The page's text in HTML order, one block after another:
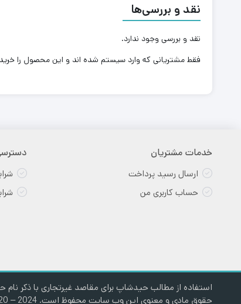
نقد و بررسی‌ها
نقد و بررسی وجود ندارد.
فقط مشتریانی که وارد سیستم شده اند و این محصول را
خدمات مشتریان
ارسال رسید پرداخت
حساب کاربری من
استفاده از مطالب حیدشاپ برای مقاصد غیرتجاری با ذکر
حقوق مادی و معنوی این وب سایت محفوظ است. Copyright © 2020 – 2024